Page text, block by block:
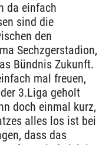
da einfach
sind die
den
Sechzgerstadion,
Bündnis Zukunft.
mal freuen,
3.Liga geholt
doch einmal kurz,
alles los ist bei
dass das